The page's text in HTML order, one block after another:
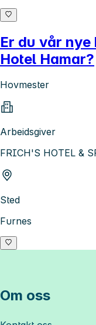
Er du vår nye
Hotel Hamar?
Hovmester
Arbeidsgiver
FRICH'S HOTEL &
Sted
Furnes
Om oss